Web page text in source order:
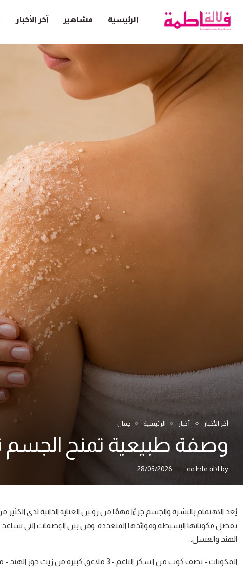
الرئيسية مشاهير آخر الأخبار
آخر الأخبار أخبار الرئيسية جمال
وصفة طبيعية تمنح الجسم
by لالة فاطمة 28/06/2026
يُعد الاهتمام بالبشرة والجسم جزءًا مهمًا من روتين العناية الذاتية لدى الكثير
بفضل مكوناتها البسيطة وفوائدها المتعددة. ومن بين الوصفات التي
الهند والعسل.
المكونات:- نصف كوب من السكر الناعم.- 3